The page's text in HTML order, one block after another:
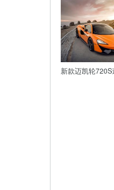
新款迈凯轮720S